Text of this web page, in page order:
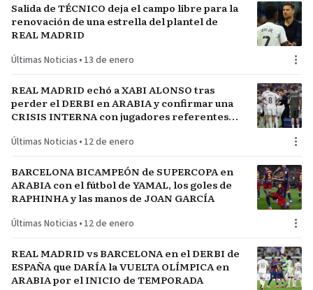
Salida de TÉCNICO deja el campo libre para la
renovación de una estrella del plantel de
REAL MADRID
Últimas Noticias • 13 de enero
REAL MADRID echó a XABI ALONSO tras
perder el DERBI en ARABIA y confirmar una
CRISIS INTERNA con jugadores referentes
Últimas Noticias • 12 de enero
BARCELONA BICAMPEÓN de SUPERCOPA en
ARABIA con el fútbol de YAMAL, los goles de
RAPHINHA y las manos de JOAN GARCÍA
Últimas Noticias • 12 de enero
REAL MADRID vs BARCELONA en el DERBI de
ESPAÑA que DARÍA la VUELTA OLÍMPICA en
ARABIA por el INICIO de TEMPORADA